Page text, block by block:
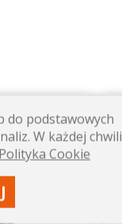
do podstawowych
W każdej chwili
Polityka Cookie